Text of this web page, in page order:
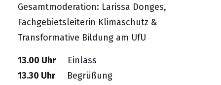
Gesamtmoderation: Larissa Donges,
Fachgebietsleiterin Klimaschutz &
Transformative Bildung am UfU
13.00 Uhr Einlass
13.30 Uhr Begrüßung